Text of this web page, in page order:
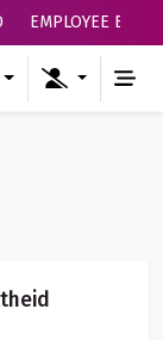
EMPLOYEE